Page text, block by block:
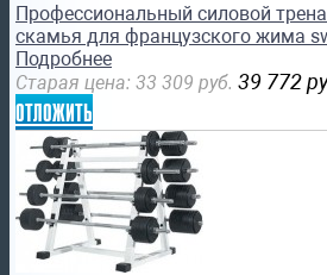
Профессиональный силовой
скамья для французского жима
Подробнее
Старая цена: 33 309 руб. 39 772
отложить